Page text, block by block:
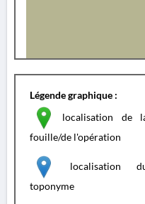
Légende graphique :
localisation de
fouille/de l'opération
localisation
toponyme